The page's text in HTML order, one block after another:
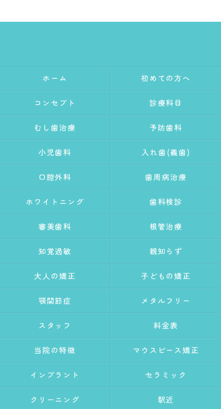
ホーム 初めての方へ
コンセプト 診療科目
むし歯治療 予防歯科
小児歯科 入れ歯(義歯)
口腔外科 歯周病治療
ホワイトニング 歯科検診
審美歯科 根管治療
知覚過敏 親知らず
大人の矯正 子どもの矯正
顎関節症 メタルフリー
スタッフ 料金表
当院の特徴 マウスピース矯正
インプラント セラミック
クリーニング 駅近